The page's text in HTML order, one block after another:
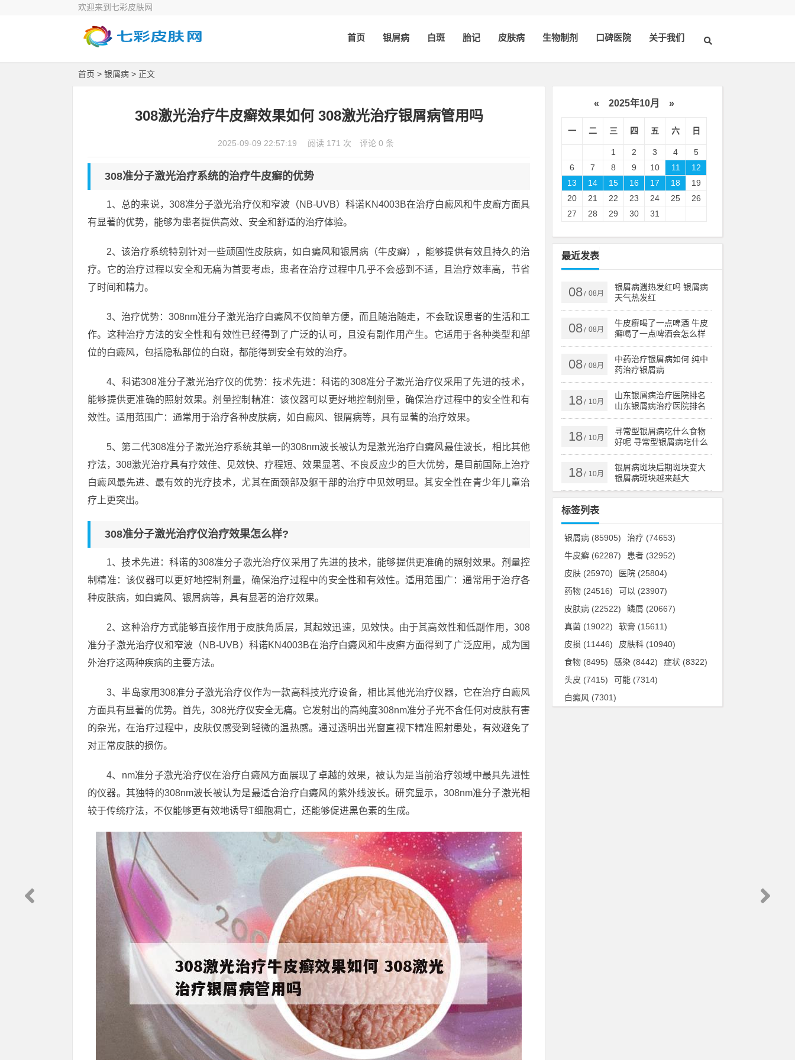
欢迎来到七彩皮肤网
首页 银屑病 白斑 胎记 皮肤病 生物制剂 口碑医院 关于我们
首页 > 银屑病 > 正文
308激光治疗牛皮癣效果如何 308激光治疗银屑病管用吗
2025-09-09 22:57:19 阅读 171 次 评论 0 条
308准分子激光治疗系统的治疗牛皮癣的优势
1、总的来说，308准分子激光治疗仪和窄波（NB-UVB）科诺KN4003B在治疗白癜风和牛皮癣方面具
有显著的优势，能够为患者提供高效、安全和舒适的治疗体验。
2、该治疗系统特别针对一些顽固性皮肤病，如白癜风和银屑病（牛皮癣），能够提供有效且持久的治
疗。它的治疗过程以安全和无痛为首要考虑，患者在治疗过程中几乎不会感到不适，且治疗效率高，节省
了时间和精力。
3、治疗优势：308nm准分子激光治疗白癜风不仅简单方便，而且随治随走，不会耽误患者的生活和工
作。这种治疗方法的安全性和有效性已经得到了广泛的认可，且没有副作用产生。它适用于各种类型和部
位的白癜风，包括隐私部位的白斑，都能得到安全有效的治疗。
4、科诺308准分子激光治疗仪的优势：技术先进：科诺的308准分子激光治疗仪采用了先进的技术，
能够提供更准确的照射效果。剂量控制精准：该仪器可以更好地控制剂量，确保治疗过程中的安全性和有
效性。适用范围广：通常用于治疗各种皮肤病，如白癜风、银屑病等，具有显著的治疗效果。
5、第二代308准分子激光治疗系统其单一的308nm波长被认为是激光治疗白癜风最佳波长，相比其他
疗法，308激光治疗具有疗效佳、见效快、疗程短、效果显著、不良反应少的巨大优势，是目前国际上治疗
白癜风最先进、最有效的光疗技术，尤其在面颈部及躯干部的治疗中见效明显。其安全性在青少年儿童治
疗上更突出。
308准分子激光治疗仪治疗效果怎么样?
1、技术先进：科诺的308准分子激光治疗仪采用了先进的技术，能够提供更准确的照射效果。剂量控
制精准：该仪器可以更好地控制剂量，确保治疗过程中的安全性和有效性。适用范围广：通常用于治疗各
种皮肤病，如白癜风、银屑病等，具有显著的治疗效果。
2、这种治疗方式能够直接作用于皮肤角质层，其起效迅速，见效快。由于其高效性和低副作用，308
准分子激光治疗仪和窄波（NB-UVB）科诺KN4003B在治疗白癜风和牛皮癣方面得到了广泛应用，成为国
外治疗这两种疾病的主要方法。
3、半岛家用308准分子激光治疗仪作为一款高科技光疗设备，相比其他光治疗仪器，它在治疗白癜风
方面具有显著的优势。首先，308光疗仪安全无痛。它发射出的高纯度308nm准分子光不含任何对皮肤有害
的杂光，在治疗过程中，皮肤仅感受到轻微的温热感。通过透明出光窗直视下精准照射患处，有效避免了
对正常皮肤的损伤。
4、nm准分子激光治疗仪在治疗白癜风方面展现了卓越的效果，被认为是当前治疗领域中最具先进性
的仪器。其独特的308nm波长被认为是最适合治疗白癜风的紫外线波长。研究显示，308nm准分子激光相
较于传统疗法，不仅能够更有效地诱导T细胞凋亡，还能够促进黑色素的生成。
« 2025年10月 »
一 二 三 四 五 六 日
1 2 3 4
5
6
7 8 9 10 11
12
13
14 15 16 17 18
19
20
21 22 23 24 25
26
27
28 29 30 31
最近发表
08/ 08月
银屑病遇热发红吗 银屑病
天气热发红
08/ 08月
牛皮癣喝了一点啤酒 牛皮
癣喝了一点啤酒会怎么样
08/ 08月
中药治疗银屑病如何 纯中
药治疗银屑病
18/ 10月
山东银屑病治疗医院排名
山东银屑病治疗医院排名
榜
18/ 10月
寻常型银屑病吃什么食物
好呢 寻常型银屑病吃什么
药效果好
18/ 10月
银屑病斑块后期斑块变大
银屑病斑块越来越大
标签列表
银屑病 (85905) 治疗 (74653)
牛皮癣 (62287) 患者 (32952)
皮肤 (25970) 医院 (25804)
药物 (24516) 可以 (23907)
皮肤病 (22522) 鳞屑 (20667)
真菌 (19022) 软膏 (15611)
皮损 (11446) 皮肤科 (10940)
食物 (8495) 感染 (8442) 症状 (8322)
头皮 (7415) 可能 (7314)
白癜风 (7301)